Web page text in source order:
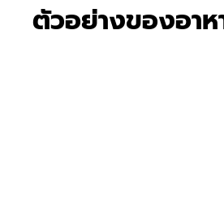
ตัวอย่างของอาห